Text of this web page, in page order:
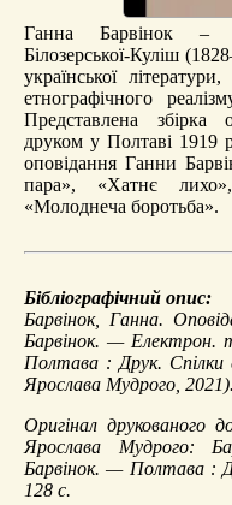
Ганна Барвінок –
Білозерської-Куліш
української
етнографічного
Представлена збірка
друком у Полтаві 1919
оповідання Ганни
пара», «Хатнє
«Молоднеча боротьба».
Бібліографічний опис:
Барвінок, Ганна.
Барвінок. —
Полтава : Друк.
Ярослава Мудрого, 2021).
Оригінал друкованого
Ярослава Мудрого:
Барвінок. — Полтава :
128 с.